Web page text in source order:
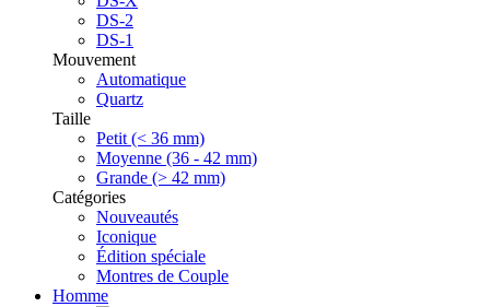
DS-2
DS-1
Mouvement
Automatique
Quartz
Taille
Petit (< 36 mm)
Moyenne (36 - 42 mm)
Grande (> 42 mm)
Catégories
Nouveautés
Iconique
Édition spéciale
Montres de Couple
Homme